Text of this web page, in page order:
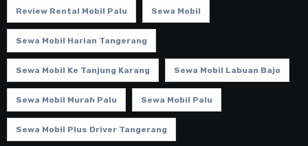
Review Rental Mobil Palu Sewa Mobil
Sewa Mobil Harian Tangerang
Sewa Mobil Ke Tanjung Karang Sewa Mobil Labuan Bajo
Sewa Mobil Murah Palu Sewa Mobil Palu
Sewa Mobil Plus Driver Tangerang